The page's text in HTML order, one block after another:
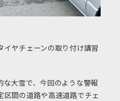
イヤチェーンの取り付け講習
な大雪で、今回のような警報
区間の道路や高速道路でチェ